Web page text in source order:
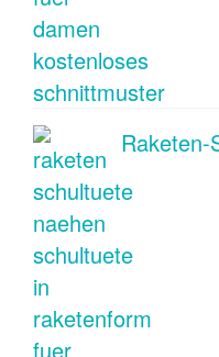
Raketen-